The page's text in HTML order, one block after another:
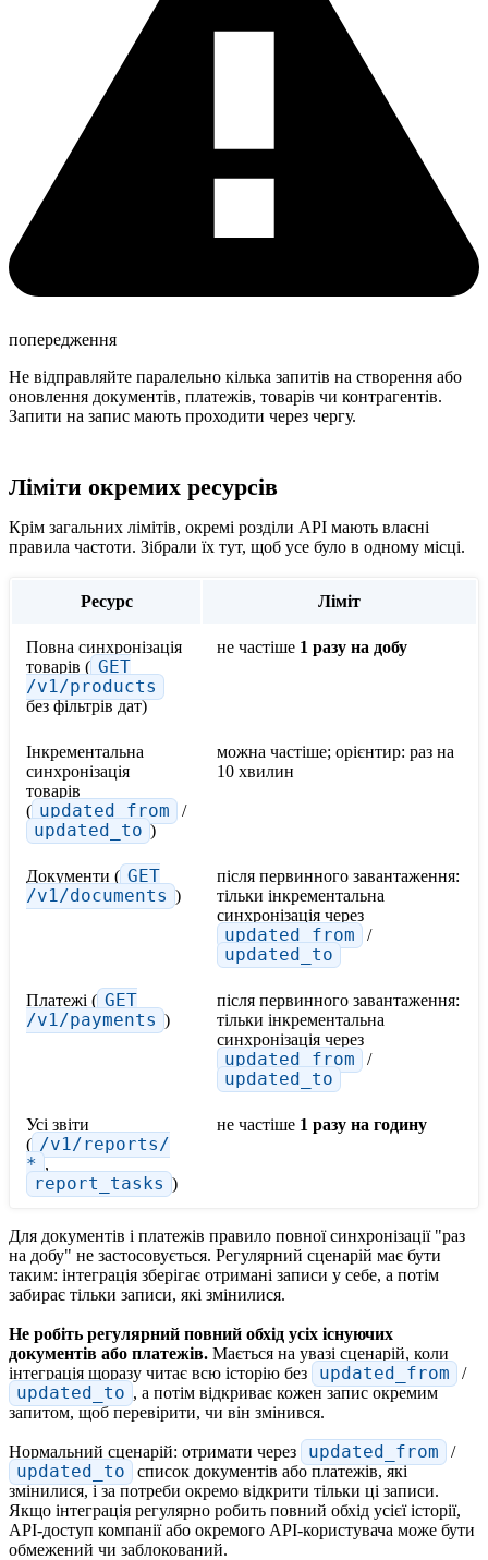
попередження
Не відправляйте паралельно кілька запитів на створення або
оновлення документів, платежів, товарів чи контрагентів.
Запити на запис мають проходити через чергу.
Ліміти окремих ресурсів
Крім загальних лімітів, окремі розділи API мають власні
правила частоти. Зібрали їх тут, щоб усе було в одному місці.
Ресурс Ліміт
Повна синхронізація
товарів ( GET
/v1/products
без фільтрів дат)
не частіше 1 разу на добу
Інкрементальна
синхронізація
товарів
( updated_from /
updated_to )
можна частіше; орієнтир: раз на
10 хвилин
Документи ( GET
/v1/documents )
після первинного завантаження:
тільки інкрементальна
синхронізація через
updated_from /
updated_to
Платежі ( GET
/v1/payments )
після первинного завантаження:
тільки інкрементальна
синхронізація через
updated_from /
updated_to
Усі звіти
( /v1/reports/
* ,
report_tasks )
не частіше 1 разу на годину
Для документів і платежів правило повної синхронізації "раз
на добу" не застосовується. Регулярний сценарій має бути
таким: інтеграція зберігає отримані записи у себе, а потім
забирає тільки записи, які змінилися.
Не робіть регулярний повний обхід усіх існуючих
документів або платежів. Мається на увазі сценарій, коли
інтеграція щоразу читає всю історію без
updated_from /
updated_to , а потім відкриває кожен запис окремим
запитом, щоб перевірити, чи він змінився.
Нормальний сценарій: отримати через updated_from /
updated_to
список документів або платежів, які
змінилися, і за потреби окремо відкрити тільки ці записи.
Якщо інтеграція регулярно робить повний обхід усієї історії,
API-доступ компанії або окремого API-користувача може бути
обмежений чи заблокований.